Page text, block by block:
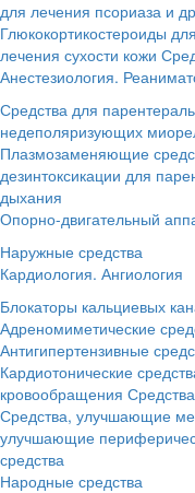
для лечения псориаза и
Глюкокортикостероиды
лечения сухости кожи
Анестезиология.
Средства для
недеполяризующих
Плазмозаменяющие
дезинтоксикации для
дыхания
Опорно-двигательный
Наружные средства
Кардиология. Ангиология
Блокаторы кальциевых
Адреномиметические
Антигипертензивные
Кардиотонические
кровообращения
Средства, улучшающие
улучшающие
средства
Народные средства